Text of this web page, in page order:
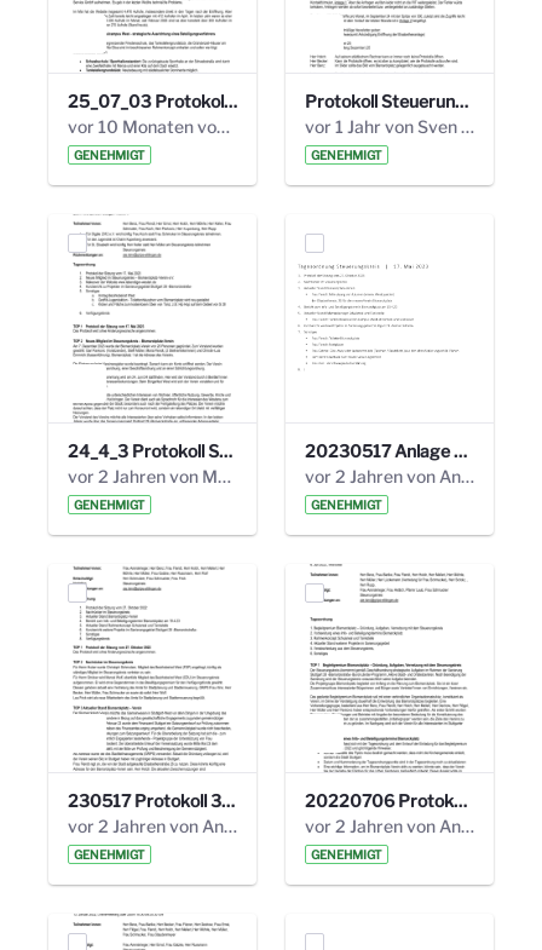
25_07_03 Protokoll Steuerungskreis.pdf
vor 10 Monaten von Alexander Orlowski
GENEHMIGT
Protokoll Steuerungskreis_06.02.2025 .pdf
vor 1 Jahr von Sven Hitzler
GENEHMIGT
24_4_3 Protokoll Steuerungskreis.pdf
vor 2 Jahren von Marcel Eckert
GENEHMIGT
20230517 Anlage 1_35. Steuerungskreis.pdf
vor 2 Jahren von Anni Schlumberger
GENEHMIGT
230517 Protokoll 35. Steuerungskreis.pdf
vor 2 Jahren von Anni Schlumberger
GENEHMIGT
20220706 Protokoll 33. Steuerungskreis.pdf
vor 2 Jahren von Anni Schlumberger
GENEHMIGT